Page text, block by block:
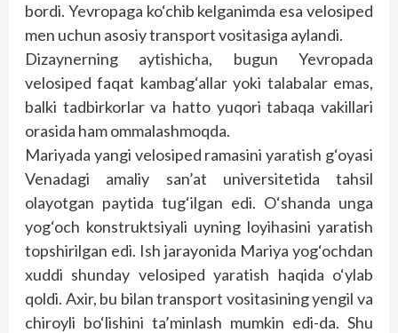
bordi. Yevropaga ko‘chib kelganimda esa velosiped
men uchun asosiy transport vositasiga aylandi.
Dizaynerning aytishicha, bugun Yevropada
velosiped faqat kambag‘allar yoki talabalar emas,
balki tadbirkorlar va hatto yuqori tabaqa vakillari
orasida ham ommalashmoqda.
Mariyada yangi velosiped ramasini yaratish g‘oyasi
Venadagi amaliy san’at universitetida tahsil
olayotgan paytida tug‘ilgan edi. O‘shanda unga
yog‘och konstruktsiyali uyning loyihasini yaratish
topshirilgan edi. Ish jarayonida Mariya yog‘ochdan
xuddi shunday velosiped yaratish haqida o‘ylab
qoldi. Axir, bu bilan transport vositasining yengil va
chiroyli bo‘lishini ta’minlash mumkin edi-da. Shu